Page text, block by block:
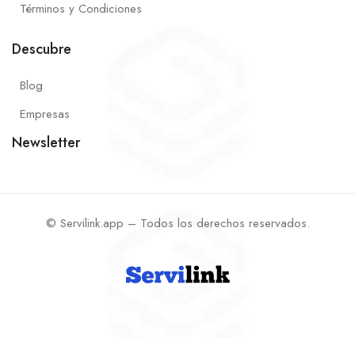
Términos y Condiciones
Descubre
Blog
Empresas
Newsletter
© Servilink.app – Todos los derechos reservados.